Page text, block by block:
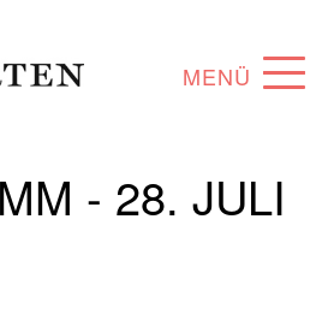
MENÜ
ABOUT - 28. JULI